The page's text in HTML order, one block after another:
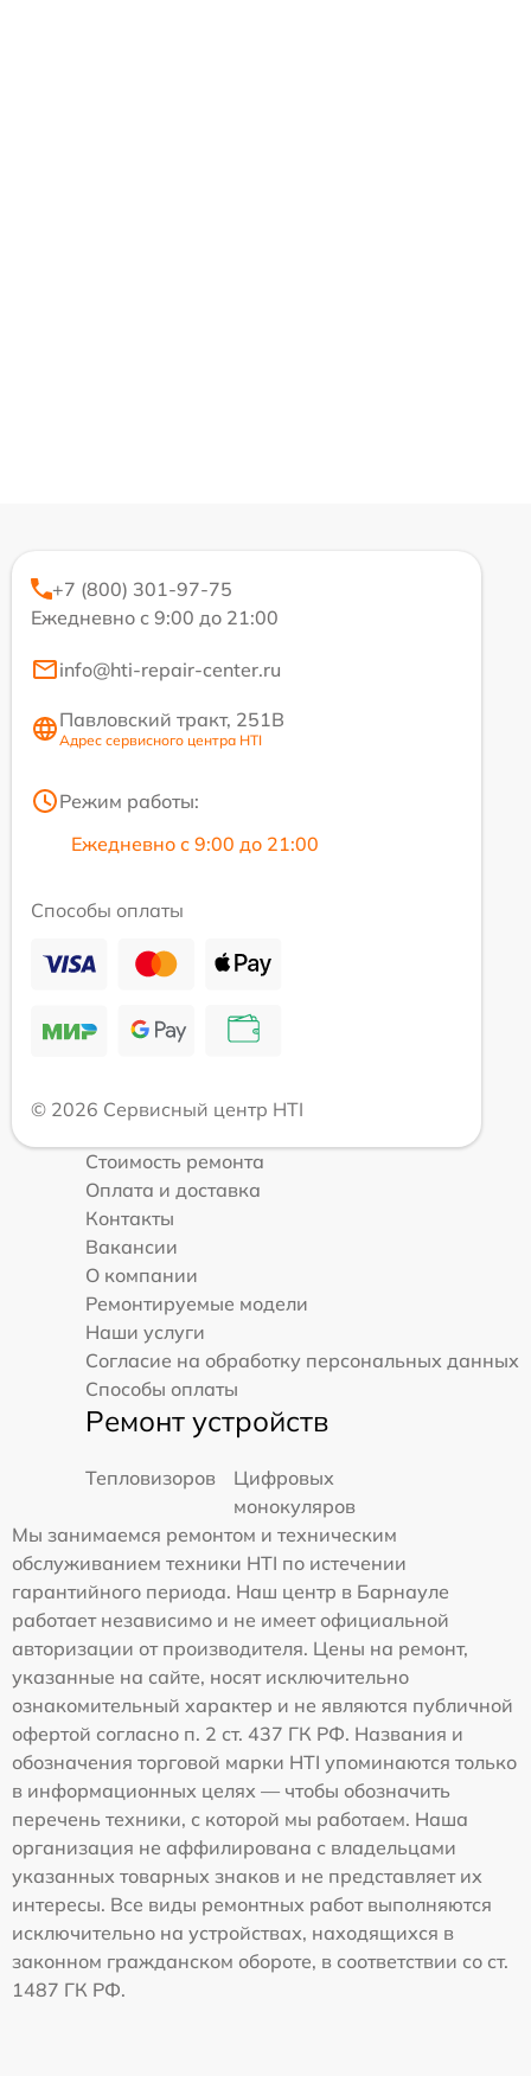
+7 (800) 301-97-75
Ежедневно с 9:00 до 21:00
info@hti-repair-center.ru
Павловский тракт, 251В
Адрес сервисного центра HTI
Режим работы:
Ежедневно с 9:00 до 21:00
Способы оплаты
© 2026 Сервисный центр HTI
Стоимость ремонта
Оплата и доставка
Контакты
Вакансии
О компании
Ремонтируемые модели
Наши услуги
Согласие на обработку персональных данных
Способы оплаты
Ремонт устройств
Тепловизоров
Цифровых
монокуляров
Мы занимаемся ремонтом и техническим
обслуживанием техники HTI по истечении
гарантийного периода. Наш центр в Барнауле
работает независимо и не имеет официальной
авторизации от производителя. Цены на ремонт,
указанные на сайте, носят исключительно
ознакомительный характер и не являются публичной
офертой согласно п. 2 ст. 437 ГК РФ. Названия и
обозначения торговой марки HTI упоминаются только
в информационных целях — чтобы обозначить
перечень техники, с которой мы работаем. Наша
организация не аффилирована с владельцами
указанных товарных знаков и не представляет их
интересы. Все виды ремонтных работ выполняются
исключительно на устройствах, находящихся в
законном гражданском обороте, в соответствии со ст.
1487 ГК РФ.